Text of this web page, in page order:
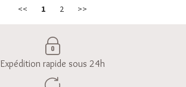
<< 1 2 >>
Expédition rapide sous 24h